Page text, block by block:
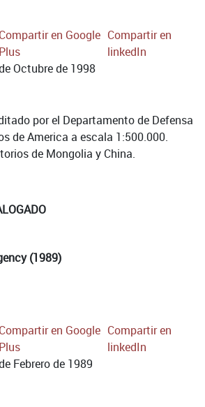
Compartir en Google
Plus
Compartir en
linkedIn
Octubre de 1998
por el Departamento de Defensa
de America a escala 1:500.000.
de Mongolia y China.
(1989)
Compartir en Google
Plus
Compartir en
linkedIn
Febrero de 1989